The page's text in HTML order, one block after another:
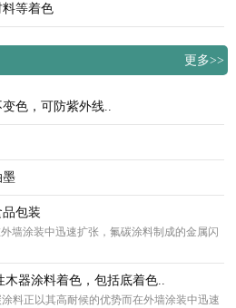
等着色
更多>>
色，可防紫外线..
墨
包装
墙涂装中迅速扩张，氟碳涂料制成的金属闪
木器涂料着色，包括底着色..
料正以其高耐候的优势而在外墙涂装中迅速